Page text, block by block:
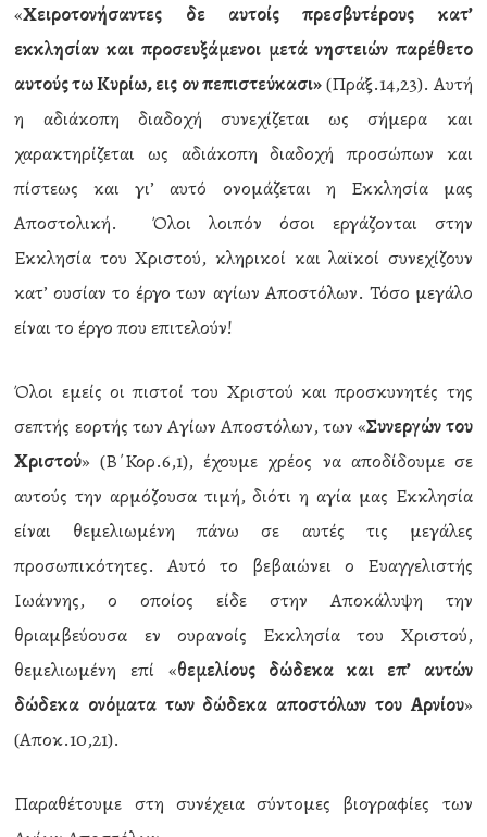
«Χειροτονήσαντες δε αυτοίς πρεσβυτέρους κατ’
εκκλησίαν και προσευξάμενοι μετά νηστειών παρέθετο
αυτούς τω Κυρίω, εις ον πεπιστεύκασι»(Πράξ.14,23). Αυτή
η αδιάκοπη διαδοχή συνεχίζεται ως σήμερα και
χαρακτηρίζεται ως αδιάκοπη διαδοχή προσώπων και
πίστεως και γι’ αυτό ονομάζεται η Εκκλησία μας
Αποστολική. Όλοι λοιπόν όσοι εργάζονται στην
Εκκλησία του Χριστού, κληρικοί και λαϊκοί συνεχίζουν
κατ’ ουσίαν το έργο των αγίων Αποστόλων. Τόσο μεγάλο
είναι το έργο που επιτελούν!
Όλοι εμείς οι πιστοί του Χριστού και προσκυνητές της
σεπτής εορτής των Αγίων Αποστόλων, των «Συνεργών του
Χριστού» (Β΄Κορ.6,1), έχουμε χρέος να αποδίδουμε σε
αυτούς την αρμόζουσα τιμή, διότι η αγία μας Εκκλησία
είναι θεμελιωμένη πάνω σε αυτές τις μεγάλες
προσωπικότητες. Αυτό το βεβαιώνει ο Ευαγγελιστής
Ιωάννης, ο οποίος είδε στην Αποκάλυψη την
θριαμβεύουσα εν ουρανοίς Εκκλησία του Χριστού,
θεμελιωμένη επί «θεμελίους δώδεκα και επ’ αυτών
δώδεκα ονόματα των δώδεκα αποστόλων του Αρνίου»
(Αποκ.10,21).
Παραθέτουμε στη συνέχεια σύντομες βιογραφίες των